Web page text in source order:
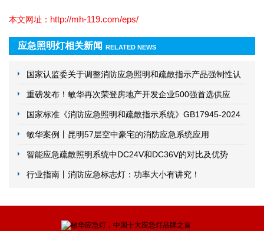
本文网址： http://mh-119.com/eps/
应急照明灯相关新闻 RELATED NEWS
国家认监委关于调整消防应急照明和疏散指示产品强制性认
证实施要求的公告
重磅发布！敏华再次荣登房地产开发企业500强首选供应
商！
国家标准《消防应急照明和疏散指示系统》GB17945-2024
发布！2025年5月1日实施
敏华案例丨昆明57层空中豪宅的消防应急系统应用
智能应急疏散照明系统中DC24V和DC36V的对比及优势
行业指南丨消防应急标志灯：功率大小有讲究！